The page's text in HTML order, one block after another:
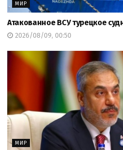
МИР
Атакованное ВСУ турецкое
2026/08/09, 00:50
МИР